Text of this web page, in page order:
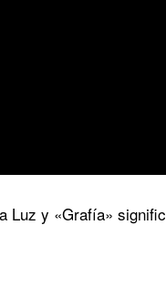
Luz y «Grafía»